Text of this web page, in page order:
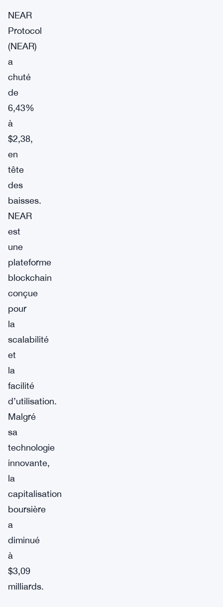
NEAR
Protocol
(NEAR)
a
chuté
de
6,43%
à
$2,38,
en
tête
des
baisses.
NEAR
est
une
plateforme
blockchain
conçue
pour
la
scalabilité
et
la
facilité
d’utilisation.
Malgré
sa
technologie
innovante,
la
capitalisation
boursière
a
diminué
à
$3,09
milliards.